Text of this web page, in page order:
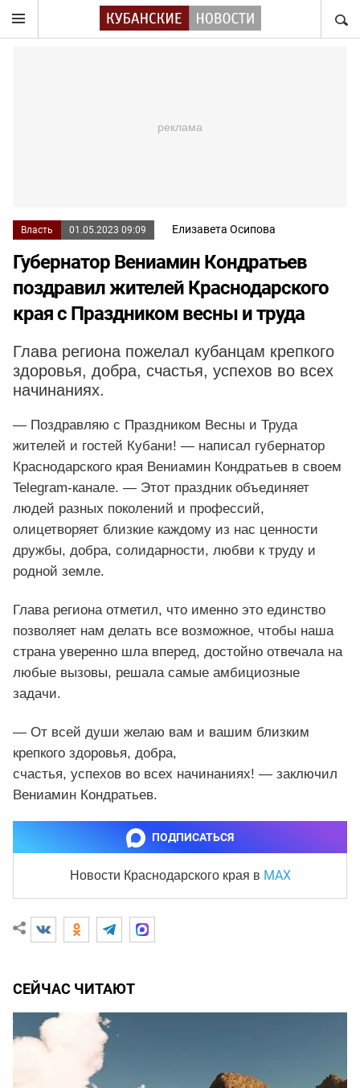
Власть 01.05.2023 09:09 Елизавета Осипова
Губернатор Вениамин Кондратьев
поздравил жителей Краснодарского
края с Праздником весны и труда
Глава региона пожелал кубанцам крепкого
здоровья, добра, счастья, успехов во всех
начинаниях.
— Поздравляю с Праздником Весны и Труда
жителей и гостей Кубани! — написал губернатор
Краснодарского края Вениамин Кондратьев в своем
Telegram-канале. — Этот праздник объединяет
людей разных поколений и профессий,
олицетворяет близкие каждому из нас ценности
дружбы, добра, солидарности, любви к труду и
родной земле.
Глава региона отметил, что именно это единство
позволяет нам делать все возможное, чтобы наша
страна уверенно шла вперед, достойно отвечала на
любые вызовы, решала самые амбициозные
задачи.
— От всей души желаю вам и вашим близким
крепкого здоровья, добра,
счастья, успехов во всех начинаниях! — заключил
Вениамин Кондратьев.
ПОДПИСАТЬСЯ
Новости Краснодарского края в MAX
СЕЙЧАС ЧИТАЮТ